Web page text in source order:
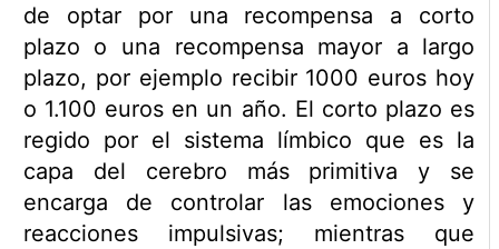
de optar por una recompensa a corto
plazo o una recompensa mayor a largo
plazo, por ejemplo recibir 1000 euros hoy
o 1.100 euros en un año. El corto plazo es
regido por el sistema límbico que es la
capa del cerebro más primitiva y se
encarga de controlar las emociones y
reacciones impulsivas; mientras que